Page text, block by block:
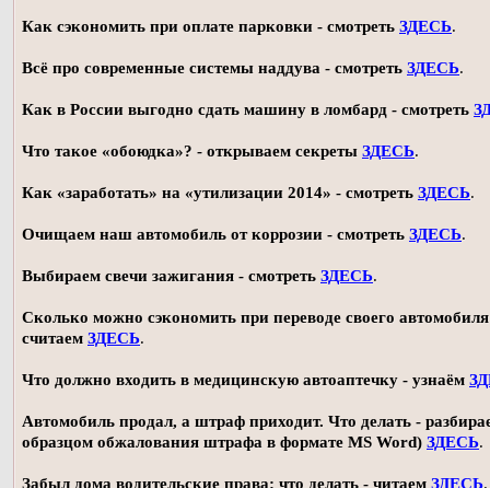
Как сэкономить при оплате парковки - смотреть ЗДЕСЬ.
Всё про современные системы наддува - смотреть ЗДЕСЬ.
Как в России выгодно сдать машину в ломбард - смотреть
Что такое «обоюдка»? - открываем секреты ЗДЕСЬ.
Как «заработать» на «утилизации 2014» - смотреть ЗДЕСЬ.
Очищаем наш автомобиль от коррозии - смотреть ЗДЕСЬ.
Выбираем свечи зажигания - смотреть ЗДЕСЬ.
Сколько можно сэкономить при переводе своего автомобиля
считаем ЗДЕСЬ.
Что должно входить в медицинскую автоаптечку - узнаём
Автомобиль продал, а штраф приходит. Что делать -
образцом обжалования штрафа в формате MS Word) ЗДЕСЬ.
Забыл дома водительские права: что делать - читаем ЗДЕСЬ.